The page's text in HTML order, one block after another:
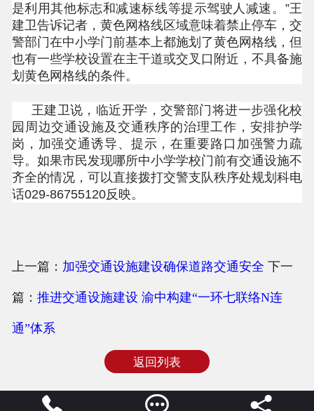
是利用其他标志和减速标线等提示驾驶人减速。”王
建卫告诉记者，黄色网格线区域意味着禁止停车，交
警部门在中小学门前基本上都施划了黄色网格线，但
也有一些学校设置在主干道或交叉口附近，不具备施
划黄色网格线的条件。
王建卫说，临近开学，交警部门将进一步强化校
园周边交通设施及交通秩序的治理工作，安排护学
岗，加强交通诱导、提示，在重要路口加强警力疏
导。如果市民发现哪所中小学学校门前有交通设施不
齐全的情况，可以直接拨打交警支队秩序处规划科电
话029-86755120反映。
上一篇： 加强交通设施建设确保道路交通安全 下一
篇： 推进交通设施建设 渝中构建“一环七联络N连
通”体系
返回列表
  